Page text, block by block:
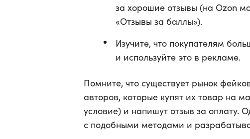
за хорошие отзывы (на Ozon
«Отзывы за баллы»).
Изучите, что покупателям
и используйте это в рекламе.
Помните, что существует рынок
авторов, которые купят их товар на
условие) и напишут отзыв за оплату.
с подобными методами и